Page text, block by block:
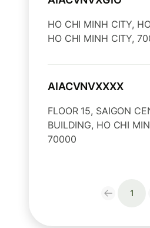
HO CHI MINH CITY,
HO CHI MINH CITY,
AIACVNVXXXX
FLOOR 15, SAIGON
BUILDING, HO CHI
70000
1